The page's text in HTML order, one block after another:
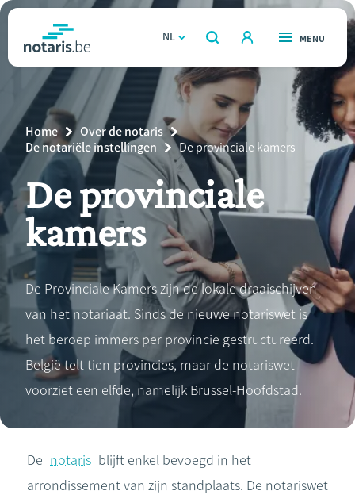
Overslaan
naar
inhoud
gaan
notaris.behomepage
NL
OPEN
ZOEKEN
OPEN
MENU
Wonen
Relatie & samenleven
Erven & schenken
Ondernemen
Over de notaris
Rekenmodules
VIND EEN NOTARIS
Breadcrumb
Home
Over de notaris
De notariële instellingen
Current
Page:
De provinciale kamers
De provinciale
kamers
De Provinciale Kamers zijn de lokale draaischijven
van het notariaat. Sinds de nieuwe notariswet is
het beroep immers per provincie gestructureerd.
België telt tien provincies, maar de notariswet
voorziet een elfde, namelijk Brussel-Hoofdstad.
De notaris blijft enkel bevoegd in het
arrondissement van zijn standplaats. De notariswet